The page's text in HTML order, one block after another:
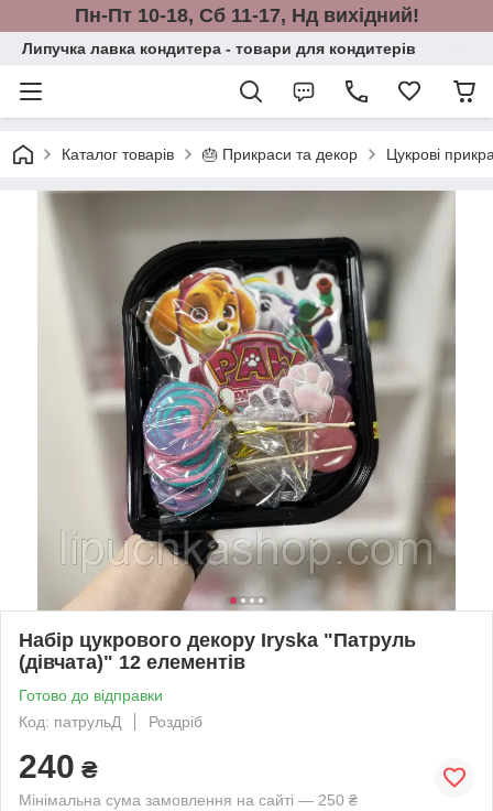
Пн-Пт 10-18, Сб 11-17, Нд вихідний!
Липучка лавка кондитера - товари для кондитерів
Каталог товарів 🎂 Прикраси та декор Цукрові
Набір цукрового декору Iryska "Патруль
(дівчата)" 12 елементів
Готово до відправки
Код: патрульД
Роздріб
240 ₴
Мінімальна сума замовлення на сайті — 250 ₴